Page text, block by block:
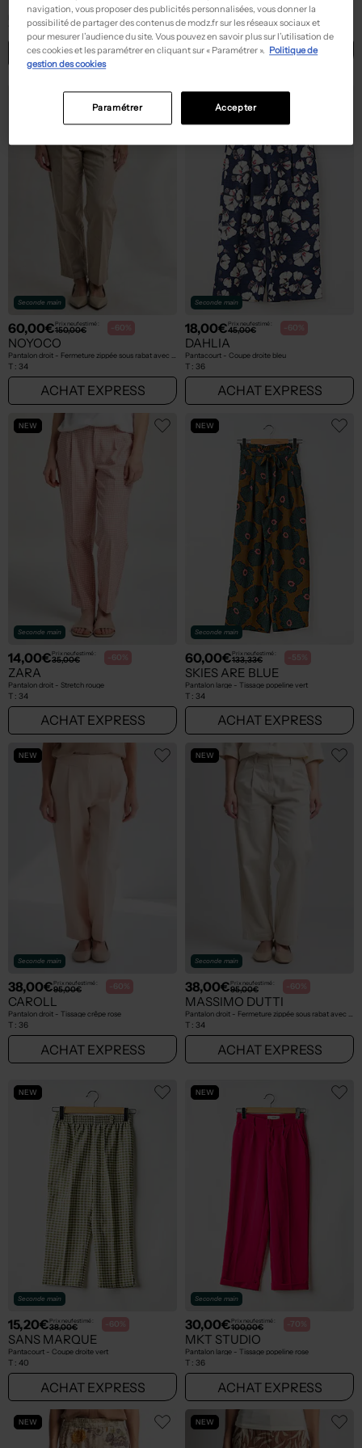
NOT YOUR GIRL
Pantalon droit - Taille élastique beige
36
ACHAT EXPRESS
LOAVIES
Pantalon slim - Tissage popeline rose
T :36
ACHAT EXPRESS
Seconde main
60,00€Prix neuf estimé :
150,00€ -60%
NOYOCO
T : 34
ACHAT EXPRESS
Seconde main
18,00€Prix neuf estimé :
45,00€ -60%
DAHLIA
Pantacourt - Coupe droite bleu
T : 36
ACHAT EXPRESS
NEW
Seconde main
14,00€Prix neuf estimé :
35,00€ -60%
ZARA
Pantalon droit - Stretch rouge
T : 34
ACHAT EXPRESS
NEW
Seconde main
60,00€Prix neuf estimé :
133,33€ -55%
SKIES ARE BLUE
Pantalon large - Tissage popeline vert
T : 34
ACHAT EXPRESS
NEW
Seconde main
38,00€Prix neuf estimé :
95,00€ -60%
CAROLL
Pantalon droit - Tissage crêpe rose
T : 36
ACHAT EXPRESS
NEW
Seconde main
38,00€Prix neuf estimé :
95,00€ -60%
MASSIMO DUTTI
Pantalon droit - Fermeture zippée sous rabat avec crochet beige
T : 34
ACHAT EXPRESS
NEW
Seconde main
15,20€Prix neuf estimé :
38,00€ -60%
SANS MARQUE
Pantacourt - Coupe droite vert
T : 40
ACHAT EXPRESS
NEW
Seconde main
30,00€Prix neuf estimé :
100,00€ -70%
MKT STUDIO
Pantalon large - Tissage popeline rose
T : 36
ACHAT EXPRESS
NEW NEW
navigation, vous proposer des publicités personnalisées, vous donner la
possibilité de partager des contenus de modz.fr sur les réseaux sociaux et
pour mesurer l’audience du site. Vous pouvez en savoir plus sur l’utilisation de
ces cookies et les paramétrer en cliquant sur « Paramétrer ». Politique de
gestion des cookies
Accepter
Paramétrer